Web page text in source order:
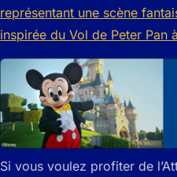
Si vous voulez profiter de